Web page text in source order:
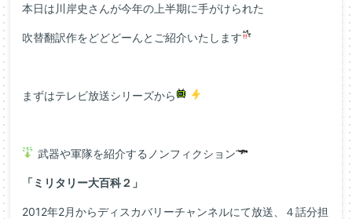
本日は川岸史さんが今年の上半期に手がけられた
吹替翻訳作をどどどーんとご紹介いたします
まずはテレビ放送シリーズから
武器や軍隊を紹介するノンフィクション
「ミリタリー大百科２」
2012年2月からディスカバリーチャンネルにて放送、４話分担